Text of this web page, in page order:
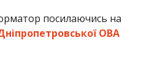
посилаючись на
ОВА